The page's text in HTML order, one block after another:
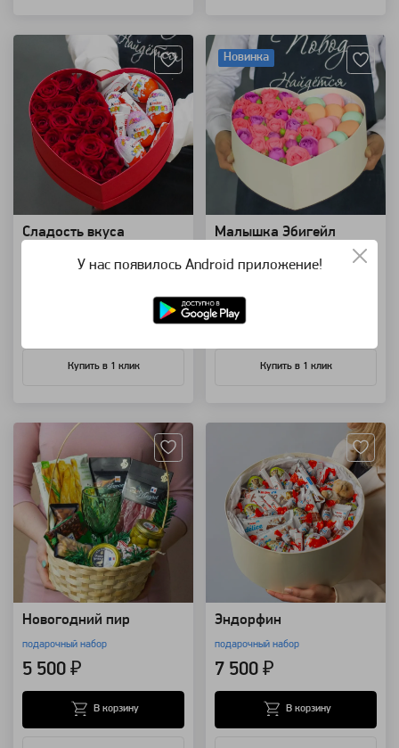
Сладость вкуса
коробка с цветами и сладостями
Купить в 1 клик
Новинка
Малышка Эбигейл
коробка с цветами и макарунс
Купить в 1 клик
Новогодний пир
подарочный набор
5 500 ₽
В корзину
Эндорфин
подарочный набор
7 500 ₽
В корзину
У нас появилось Android приложение!